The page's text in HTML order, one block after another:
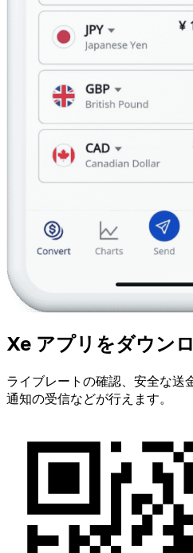
Xe アプリをダウン
ライブレートの確認、安全な送
通知の受信などが行えます。